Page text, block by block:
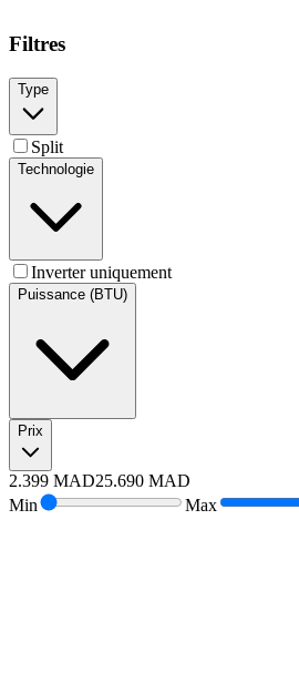
Filtres
Type
Split
Technologie
Inverter uniquement
Puissance (BTU)
Prix
2.399 MAD25.690 MAD
Min
Max